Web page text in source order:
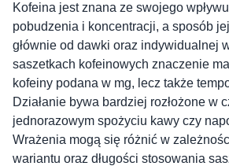
Kofeina jest znana ze swojego
pobudzenia i koncentracji, a sposób
głównie od dawki oraz indywidualnej
saszetkach kofeinowych znaczenie
kofeiny podana w mg, lecz także
Działanie bywa bardziej rozłożone w
jednorazowym spożyciu kawy czy
Wrażenia mogą się różnić w
wariantu oraz długości stosowania